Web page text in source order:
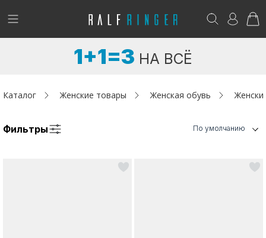
!
Женщинам
Возникли вопросы? - club@ralf.ru
1+1=3 НА ВСЁ
Каталог Женские товары Женская обувь
Фильтры По умолчанию